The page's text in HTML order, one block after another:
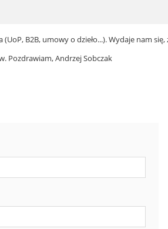
B2B, umowy o dzieło...). Wydaje nam się,
Pozdrawiam, Andrzej Sobczak